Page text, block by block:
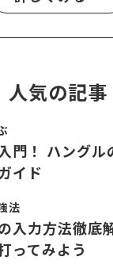
人気の記事
門！ ハングル
イド
法
入力方法徹底
ってみよう